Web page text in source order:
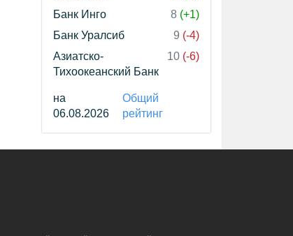
Банк Инго
8 (+1)
Банк Уралсиб
9 (-4)
Азиатско-
Тихоокеанский Банк
10 (-6)
на
06.08.2026
Общий
рейтинг